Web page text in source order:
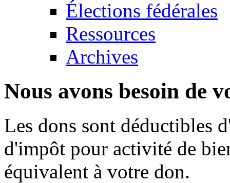
Élections fédérales
Ressources
Archives
Nous avons besoin de
Les dons sont déductibles
d'impôt pour activité de
équivalent à votre don.